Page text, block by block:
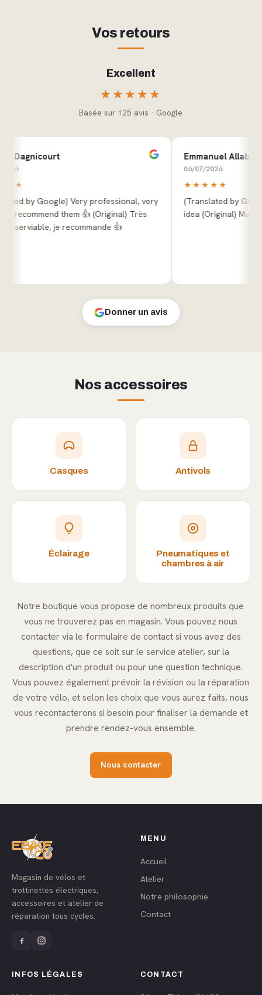
Vos retours
Excellent
★★★★★
Basée sur 125 avis · Google
Google) Very professional, very
them 👍 (Original) Très
je recommande 👍
Emmanuel Allabaye
06/07/2026
★★★★★
(Translated by Google) My
idea (Original) Ma
Donner un avis
Nos accessoires
Casques Antivols
Éclairage
Pneumatiques et
chambres à air
Notre boutique vous propose de nombreux produits que
vous ne trouverez pas en magasin. Vous pouvez nous
contacter via le formulaire de contact si vous avez des
questions, que ce soit sur le service atelier, sur la
description d'un produit ou pour une question technique.
Vous pouvez également prévoir la révision ou la réparation
de votre vélo, et selon les choix que vous aurez faits, nous
vous recontacterons si besoin pour finaliser la demande et
prendre rendez-vous ensemble.
Nous contacter
Magasin de vélos et
trottinettes électriques,
accessoires et atelier de
réparation tous cycles.
MENU
Accueil
Atelier
Notre philosophie
Contact
INFOS LÉGALES CONTACT